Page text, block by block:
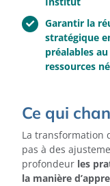
Garantir la
stratégique
préalables
ressources
Ce qui
La transformation
pas à des
profondeur les
la manière